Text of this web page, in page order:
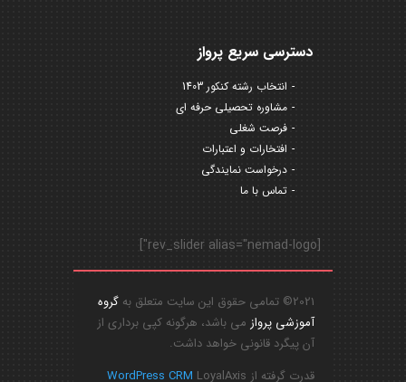
دسترسی سریع پرواز
انتخاب رشته کنکور 1403
مشاوره تحصیلی حرفه ای
فرصت شغلی
افتخارات و اعتبارات
درخواست نمایندگی
تماس با ما
[rev_slider alias="nemad-logo"]
2021© تمامی حقوق این سایت متعلق به
گروه
آموزشی پروازمی باشد، هرگونه کپی برداری از
آن پیگرد قانونی خواهد داشت.
قدرت گرفته از
WordPress CRM LoyalAxis